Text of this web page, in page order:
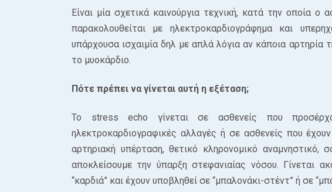
Είναι μία σχετικά καινούργια τεχνική, κατά την οποία
παρακολουθείται με ηλεκτροκαρδιογράφημα και
υπάρχουσα ισχαιμία δηλ με απλά λόγια αν κάποια
το μυοκάρδιο.
Πότε πρέπει να γίνεται αυτή η εξέταση;
Το stress echo γίνεται σε ασθενείς που
ηλεκτροκαρδιογραφικές αλλαγές ή σε ασθενείς που
αρτηριακή υπέρταση, θετικό κληρονομικό αναμνηστικό,
αποκλείσουμε την ύπαρξη στεφανιαίας νόσου. Γίνεται
“καρδιά” και έχουν υποβληθεί σε “μπαλονάκι-στέντ” ή σε